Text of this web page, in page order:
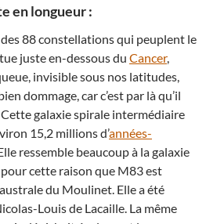
en longueur :
des 88 constellations qui peuplent le
juste en-dessous du Cancer,
invisible sous nos latitudes,
dommage, car c’est par là qu’il
galaxie spirale intermédiaire
15,2 millions d’années-
ressemble beaucoup à la galaxie
pour cette raison que M83 est
du Moulinet. Elle a été
Louis de Lacaille. La même